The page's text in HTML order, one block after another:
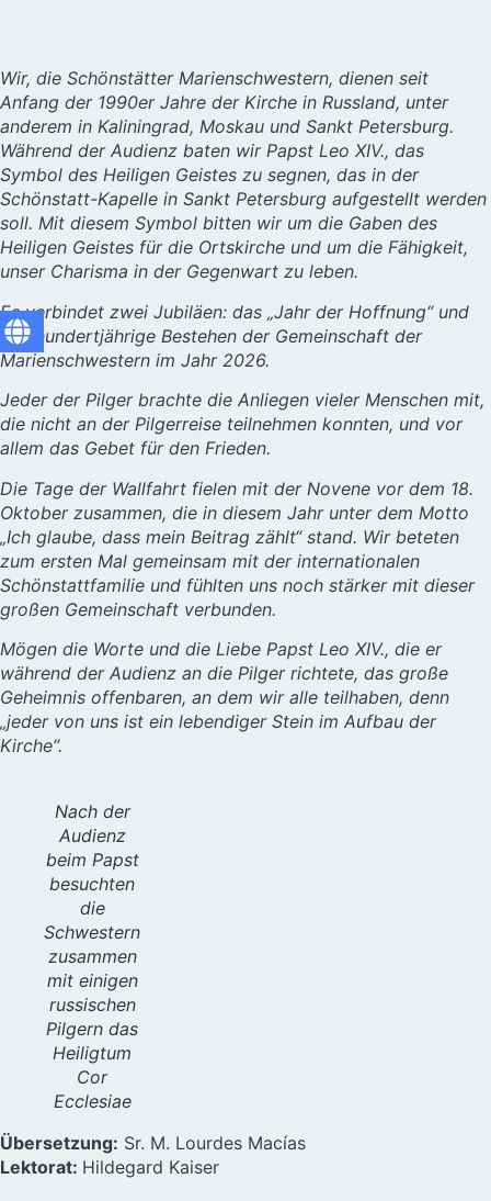
Wir, die Schönstätter Marienschwestern, dienen seit
Anfang der 1990er Jahre der Kirche in Russland, unter
anderem in Kaliningrad, Moskau und Sankt Petersburg.
Während der Audienz baten wir Papst Leo XIV., das
Symbol des Heiligen Geistes zu segnen, das in der
Schönstatt-Kapelle in Sankt Petersburg aufgestellt werden
soll. Mit diesem Symbol bitten wir um die Gaben des
Heiligen Geistes für die Ortskirche und um die Fähigkeit,
unser Charisma in der Gegenwart zu leben.
Es verbindet zwei Jubiläen: das „Jahr der Hoffnung“ und
das hundertjährige Bestehen der Gemeinschaft der
Marienschwestern im Jahr 2026.
Jeder der Pilger brachte die Anliegen vieler Menschen mit,
die nicht an der Pilgerreise teilnehmen konnten, und vor
allem das Gebet für den Frieden.
Die Tage der Wallfahrt fielen mit der Novene vor dem 18.
Oktober zusammen, die in diesem Jahr unter dem Motto
„Ich glaube, dass mein Beitrag zählt“ stand. Wir beteten
zum ersten Mal gemeinsam mit der internationalen
Schönstattfamilie und fühlten uns noch stärker mit dieser
großen Gemeinschaft verbunden.
Mögen die Worte und die Liebe Papst Leo XIV., die er
während der Audienz an die Pilger richtete, das große
Geheimnis offenbaren, an dem wir alle teilhaben, denn
„jeder von uns ist ein lebendiger Stein im Aufbau der
Kirche“.
Nach der
Audienz
beim Papst
besuchten
die
Schwestern
zusammen
mit einigen
russischen
Pilgern das
Heiligtum
Cor
Ecclesiae
Übersetzung: Sr. M. Lourdes Macías
Lektorat: Hildegard Kaiser